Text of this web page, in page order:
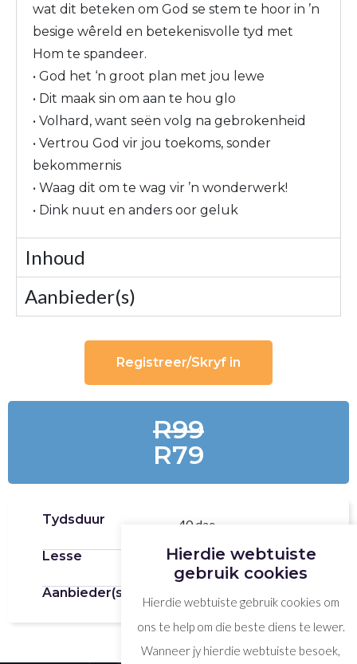
wat dit beteken om God se stem te hoor in ’n
besige wêreld en betekenisvolle tyd met
Hom te spandeer.
• God het ‘n groot plan met jou lewe
• Dit maak sin om aan te hou glo
• Volhard, want seën volg na gebrokenheid
• Vertrou God vir jou toekoms, sonder
bekommernis
• Waag dit om te wag vir ’n wonderwerk!
• Dink nuut en anders oor geluk
Inhoud
Aanbieder(s)
Registreer/Skryf in
R99
R79
Tydsduur 40 dae
Lesse 40
Aanbieder(s) Lynette Beer
Hierdie webtuiste
gebruik cookies
Hierdie webtuiste gebruik cookies om
ons te help om die beste diens te lewer.
Wanneer jy hierdie webtuiste besoek,